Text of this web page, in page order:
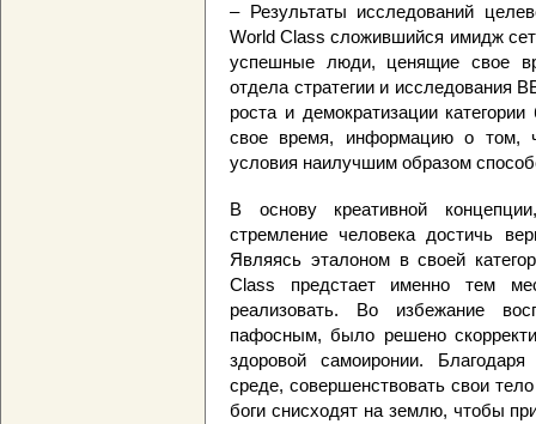
– Результаты исследований
World Class сложившийся имидж
успешные люди, ценящие свое
отдела стратегии и исследования
роста и демократизации
свое время, информацию о том,
условия наилучшим образом
В основу креативной
стремление человека достичь
Являясь эталоном в своей
Class предстает именно тем
реализовать. Во избежание
пафосным, было решено
здоровой самоиронии.
среде, совершенствовать свои
боги снисходят на землю, чтобы